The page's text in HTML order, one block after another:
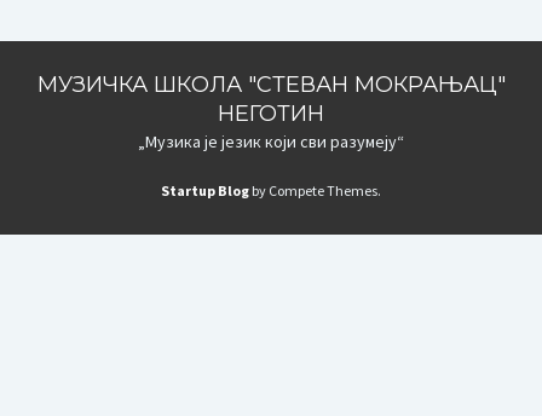
МУЗИЧКА ШКОЛА "СТЕВАН МОКРАЊАЦ"
НЕГОТИН
„Музика је језик који сви разумеју“
Startup Blog by Compete Themes.